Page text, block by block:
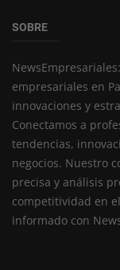
SOBRE
empresariales en
innovaciones y
Conectamos a
tendencias,
negocios. Nuestro
precisa y análisis
competitividad en
informado con